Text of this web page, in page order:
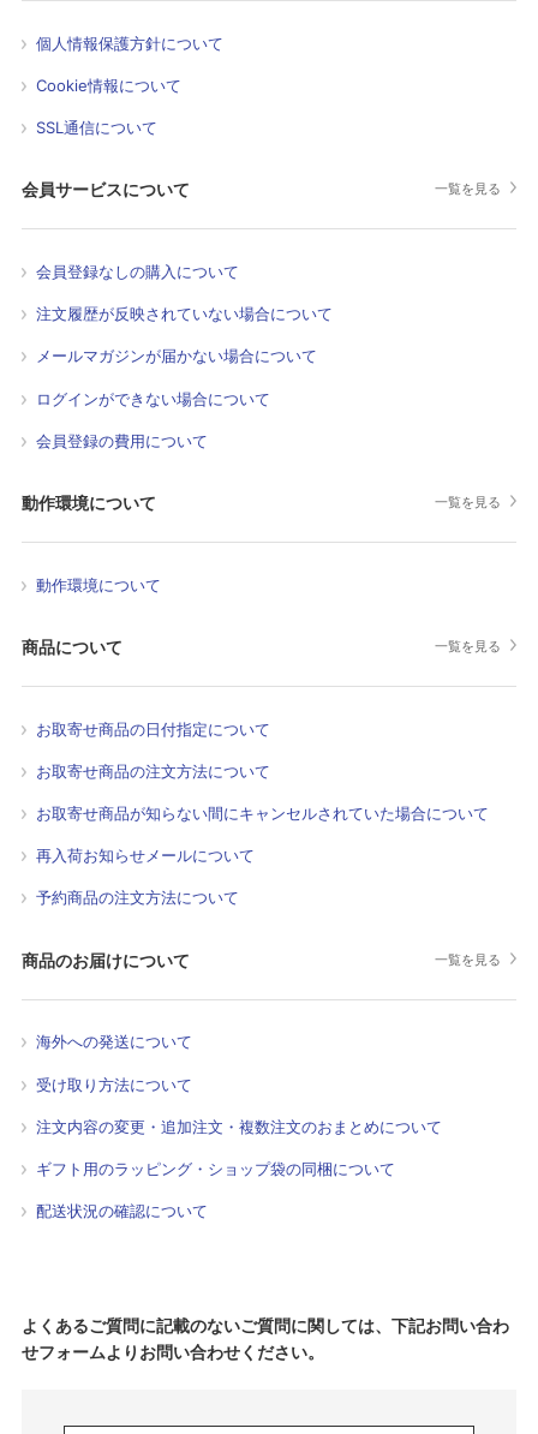
個人情報保護方針について
Cookie情報について
SSL通信について
会員サービスについて 一覧を見る
会員登録なしの購入について
注文履歴が反映されていない場合について
メールマガジンが届かない場合について
ログインができない場合について
会員登録の費用について
動作環境について 一覧を見る
動作環境について
商品について 一覧を見る
お取寄せ商品の日付指定について
お取寄せ商品の注文方法について
お取寄せ商品が知らない間にキャンセルされていた場合について
再入荷お知らせメールについて
予約商品の注文方法について
商品のお届けについて 一覧を見る
海外への発送について
受け取り方法について
注文内容の変更・追加注文・複数注文のおまとめについて
ギフト用のラッピング・ショップ袋の同梱について
配送状況の確認について
よくあるご質問に記載のないご質問に関しては、下記お問い合わ
せフォームよりお問い合わせください。